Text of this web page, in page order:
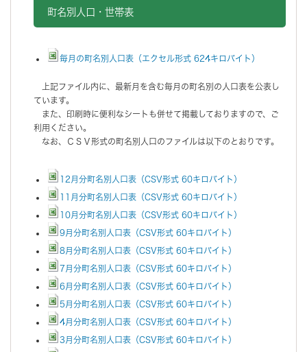
町名別人口・世帯表
毎月の町名別人口表（エクセル形式 624キロバイト）
上記ファイル内に、最新月を含む毎月の町名別の人口表を公表し
ています。
また、印刷時に便利なシートも併せて掲載しておりますので、ご
利用ください。
なお、ＣＳＶ形式の町名別人口のファイルは以下のとおりです。
12月分町名別人口表（CSV形式 60キロバイト）
11月分町名別人口表（CSV形式 60キロバイト）
10月分町名別人口表（CSV形式 60キロバイト）
9月分町名別人口表（CSV形式 60キロバイト）
8月分町名別人口表（CSV形式 60キロバイト）
7月分町名別人口表（CSV形式 60キロバイト）
6月分町名別人口表（CSV形式 60キロバイト）
5月分町名別人口表（CSV形式 60キロバイト）
4月分町名別人口表（CSV形式 60キロバイト）
3月分町名別人口表（CSV形式 60キロバイト）